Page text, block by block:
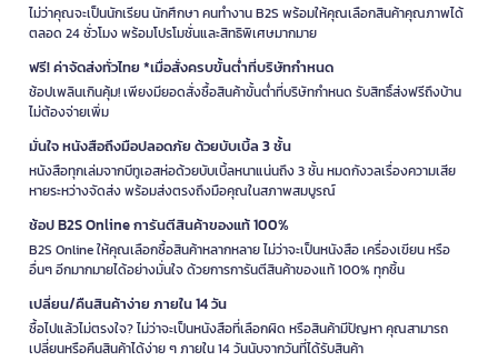
ไม่ว่าคุณจะเป็นนักเรียน นักศึกษา คนทำงาน B2S พร้อมให้คุณเลือกสินค้าคุณภาพได้
ตลอด 24 ชั่วโมง พร้อมโปรโมชั่นและสิทธิพิเศษมากมาย
ฟรี! ค่าจัดส่งทั่วไทย *เมื่อสั่งครบขั้นต่ำที่บริษัทกำหนด
ช้อปเพลินเกินคุ้ม! เพียงมียอดสั่งซื้อสินค้าขั้นต่ำที่บริษัทกำหนด รับสิทธิ์ส่งฟรีถึงบ้าน
ไม่ต้องจ่ายเพิ่ม
มั่นใจ หนังสือถึงมือปลอดภัย ด้วยบับเบิ้ล 3 ชั้น
หนังสือทุกเล่มจากบีทูเอสห่อด้วยบับเบิ้ลหนาแน่นถึง 3 ชั้น หมดกังวลเรื่องความเสีย
หายระหว่างจัดส่ง พร้อมส่งตรงถึงมือคุณในสภาพสมบูรณ์
ช้อป B2S Online การันตีสินค้าของแท้ 100%
B2S Online ให้คุณเลือกซื้อสินค้าหลากหลาย ไม่ว่าจะเป็นหนังสือ เครื่องเขียน หรือ
อื่นๆ อีกมากมายได้อย่างมั่นใจ ด้วยการการันตีสินค้าของแท้ 100% ทุกชิ้น
เปลี่ยน/คืนสินค้าง่าย ภายใน 14 วัน
ซื้อไปแล้วไม่ตรงใจ? ไม่ว่าจะเป็นหนังสือที่เลือกผิด หรือสินค้ามีปัญหา คุณสามารถ
เปลี่ยนหรือคืนสินค้าได้ง่าย ๆ ภายใน 14 วันนับจากวันที่ได้รับสินค้า